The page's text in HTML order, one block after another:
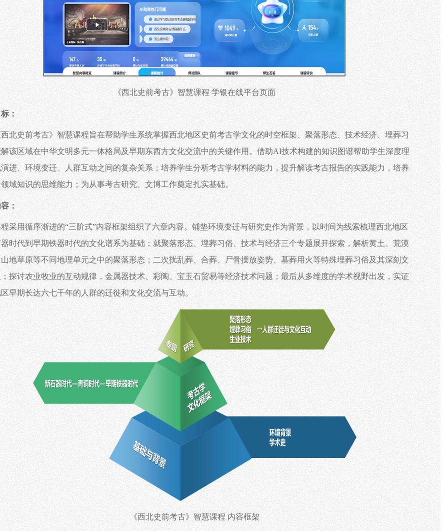
《西北史前考古》智慧课程 学银在线平台页面
：
北史前考古》智慧课程旨在帮助学生系统掌握西北地区史前考古学文化的时空框架、聚落形态、技术经济、埋葬习
该区域在中华文明多元一体格局及早期东西方文化交流中的关键作用。借助AI技术构建的知识图谱帮助学生深度理
进、环境变迁、人群互动之间的复杂关系；培养学生分析考古学材料的能力，提升解读考古报告的实践能力，培养
域知识的思维能力；为从事考古研究、文博工作奠定扎实基础。
：
采用循序渐进的“三阶式”内容框架组织了六章内容。铺垫环境变迁与研究史作为背景，以时间为线索梳理西北地区
时代到早期铁器时代的文化谱系为基础；就聚落形态、埋葬习俗、技术与经济三个专题展开探索，解析黄土、荒漠
地草原等不同地理单元之中的聚落形态；二次扰乱葬、合葬、尸骨摆放姿势、墓葬用火等特殊埋葬习俗及其深刻文
探讨农业牧业的互动规律，金属器技术、彩陶、宝玉石贸易等经济技术问题；最后从多维度的学术视野出发，实证
早期长达六七千年的人群的迁徙和文化交流与互动。
《西北史前考古》智慧课程 内容框架